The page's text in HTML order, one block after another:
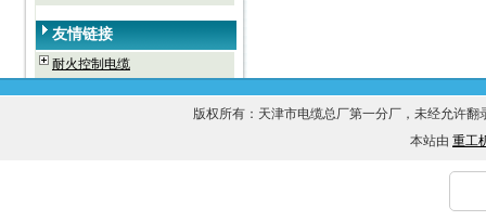
友情链接
耐火控制电缆
版权所有：天津市电缆总厂第一分厂，未经允许
本站由 重工